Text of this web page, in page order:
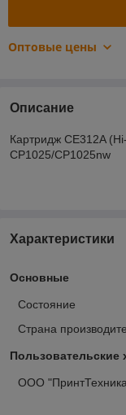
Оптовые цены
Описание
Картридж CE312A
CP1025/CP1025nw
Характеристики
Основные
Состояние
Страна
Пользовательские
ООО